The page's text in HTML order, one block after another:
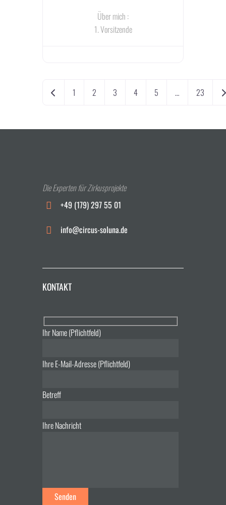
Über mich :
1. Vorsitzende
Beitragsnavigation
Neuere Beiträge
1 2 3 4 5 … 23
Die Experten für Zirkusprojekte
+49 (179) 297 55 01
info@circus-soluna.de
KONTAKT
Ihr Name (Pflichtfeld)
Ihre E-Mail-Adresse (Pflichtfeld)
Betreff
Ihre Nachricht